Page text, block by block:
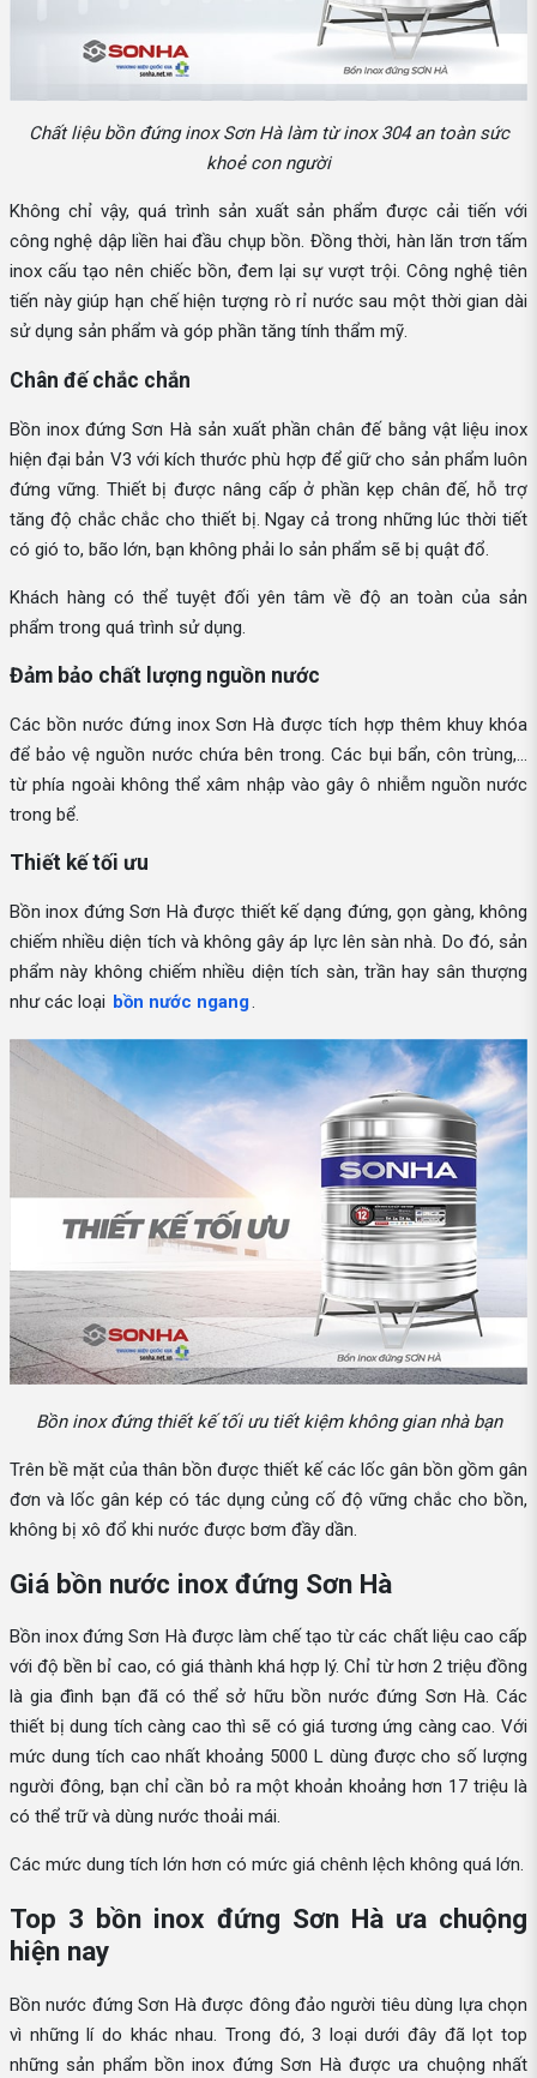
Chất liệu bồn đứng inox Sơn Hà làm từ inox 304 an toàn sức
khoẻ con người
Không chỉ vậy, quá trình sản xuất sản phẩm được cải tiến với
công nghệ dập liền hai đầu chụp bồn. Đồng thời, hàn lăn trơn tấm
inox cấu tạo nên chiếc bồn, đem lại sự vượt trội. Công nghệ tiên
tiến này giúp hạn chế hiện tượng rò rỉ nước sau một thời gian dài
sử dụng sản phẩm và góp phần tăng tính thẩm mỹ.
Chân đế chắc chắn
Bồn inox đứng Sơn Hà sản xuất phần chân đế bằng vật liệu inox
hiện đại bản V3 với kích thước phù hợp để giữ cho sản phẩm luôn
đứng vững. Thiết bị được nâng cấp ở phần kẹp chân đế, hỗ trợ
tăng độ chắc chắc cho thiết bị. Ngay cả trong những lúc thời tiết
có gió to, bão lớn, bạn không phải lo sản phẩm sẽ bị quật đổ.
Khách hàng có thể tuyệt đối yên tâm về độ an toàn của sản
phẩm trong quá trình sử dụng.
Đảm bảo chất lượng nguồn nước
Các bồn nước đứng inox Sơn Hà được tích hợp thêm khuy khóa
để bảo vệ nguồn nước chứa bên trong. Các bụi bẩn, côn trùng,...
từ phía ngoài không thể xâm nhập vào gây ô nhiễm nguồn nước
trong bể.
Thiết kế tối ưu
Bồn inox đứng Sơn Hà được thiết kế dạng đứng, gọn gàng, không
chiếm nhiều diện tích và không gây áp lực lên sàn nhà. Do đó, sản
phẩm này không chiếm nhiều diện tích sàn, trần hay sân thượng
như các loại bồn nước ngang.
Bồn inox đứng thiết kế tối ưu tiết kiệm không gian nhà bạn
Trên bề mặt của thân bồn được thiết kế các lốc gân bồn gồm gân
đơn và lốc gân kép có tác dụng củng cố độ vững chắc cho bồn,
không bị xô đổ khi nước được bơm đầy dần.
Giá bồn nước inox đứng Sơn Hà
Bồn inox đứng Sơn Hà được làm chế tạo từ các chất liệu cao cấp
với độ bền bỉ cao, có giá thành khá hợp lý. Chỉ từ hơn 2 triệu đồng
là gia đình bạn đã có thể sở hữu bồn nước đứng Sơn Hà. Các
thiết bị dung tích càng cao thì sẽ có giá tương ứng càng cao. Với
mức dung tích cao nhất khoảng 5000 L dùng được cho số lượng
người đông, bạn chỉ cần bỏ ra một khoản khoảng hơn 17 triệu là
có thể trữ và dùng nước thoải mái.
Các mức dung tích lớn hơn có mức giá chênh lệch không quá lớn.
Top 3 bồn inox đứng Sơn Hà ưa chuộng
hiện nay
Bồn nước đứng Sơn Hà được đông đảo người tiêu dùng lựa chọn
vì những lí do khác nhau. Trong đó, 3 loại dưới đây đã lọt top
những sản phẩm bồn inox đứng Sơn Hà được ưa chuộng nhất